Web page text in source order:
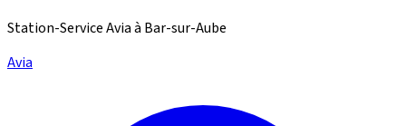
Station-Service Avia à Bar-sur-Aube
Avia